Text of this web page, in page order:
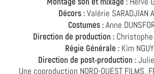
Décors :Valérie SARADJIAN
Costumes :Anne
Direction de production :Christophe
Régie Générale :Kim
Direction de post-production :
Une coproduction NORD-OUEST FILMS,